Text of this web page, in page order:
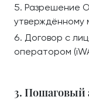
Разрешение
утверждённому
Договор с
оператором
3. Пошаговый